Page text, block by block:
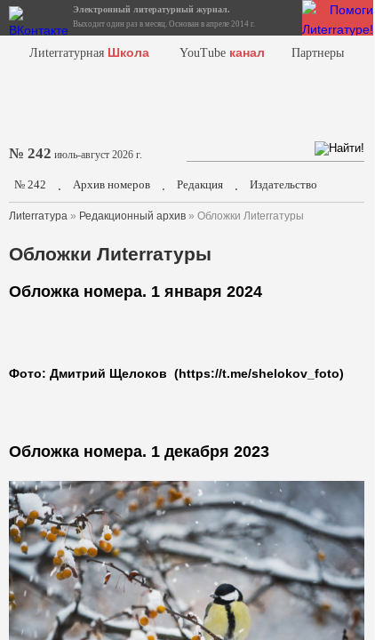
Электронный литературный журнал.
Выходит один раз в месяц. Основан в апреле 2014 г.
Лиterraтурная Школа YouTube канал Партнеры
№ 242 июль-август 2026 г.
№ 242 . Архив номеров . Редакция . Издательство
Лиterraтура » Редакционный архив » Обложки Лиterraтуры
Обложки Лиterraтуры
Обложка номера. 1 января 2024
Фото: Дмитрий Щелоков (https://t.me/shelokov_foto)
Обложка номера. 1 декабря 2023